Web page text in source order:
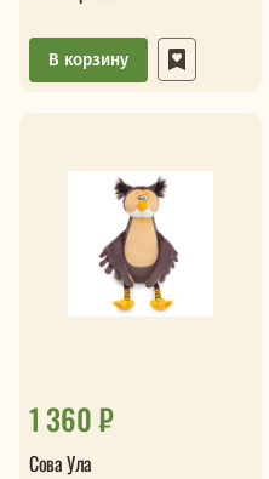
В корзину
1 360 ₽
Сова Ула